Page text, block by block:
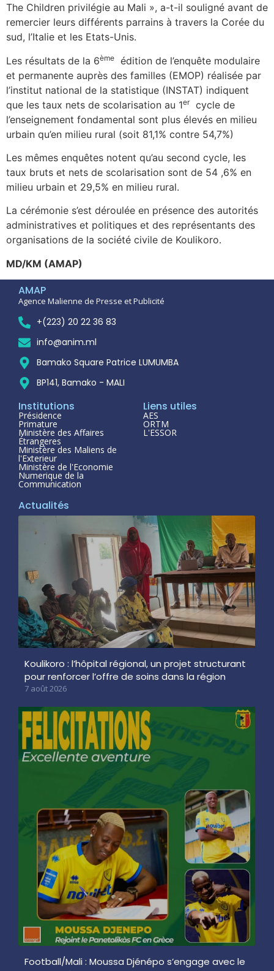
The Children privilégie au Mali », a-t-il souligné avant de
remercier leurs différents parrains à travers la Corée du
sud, l’Italie et les Etats-Unis.
Les résultats de la 6ème
édition de l’enquête modulaire
et permanente auprès des familles (EMOP) réalisée par
l’institut national de la statistique (INSTAT) indiquent
que les taux nets de scolarisation au 1ercycle de
l’enseignement fondamental sont plus élevés en milieu
urbain qu’en milieu rural (soit 81,1% contre 54,7%)
Les mêmes enquêtes notent qu’au second cycle, les
taux bruts et nets de scolarisation sont de 54 ,6% en
milieu urbain et 29,5% en milieu rural.
La cérémonie s’est déroulée en présence des autorités
administratives et politiques et des représentants des
organisations de la société civile de Koulikoro.
MD/KM (AMAP)
AMAP
Agence Malienne de Presse et Publicité
+(223) 20 22 36 83
info@anim.ml
Bamako Square Patrice LUMUMBA
BP141, Bamako - MALI
Institutions
Présidence
Primature
Ministère des Affaires
Étrangeres
Ministère des Maliens de
l'Exterieur
Ministère de l'Economie
Numerique de la
Communication
Liens utiles
AES
ORTM
L'ESSOR
Actualités
Koulikoro : l’hôpital régional, un projet structurant
pour renforcer l’offre de soins dans la région
7 août 2026
Football/Mali : Moussa Djénépo s’engage avec le